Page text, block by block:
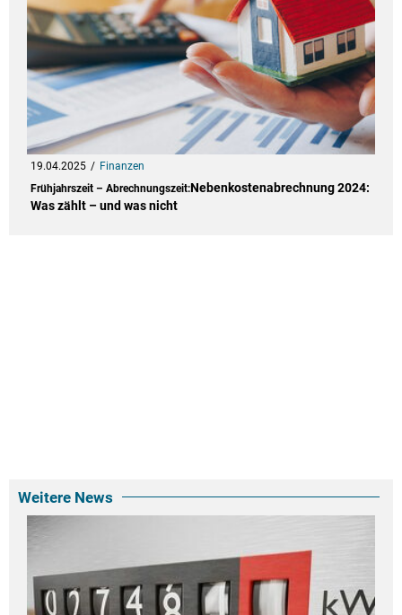
19.04.2025
Finanzen
Frühjahrszeit – Abrechnungszeit:Nebenkostenabrechnung 2024:
Was zählt – und was nicht
Weitere News